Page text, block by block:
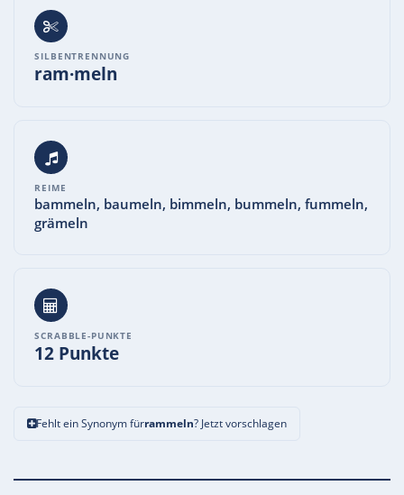
SILBENTRENNUNG
ram·meln
REIME
bammeln, baumeln, bimmeln, bummeln, fummeln,
grämeln
SCRABBLE-PUNKTE
12 Punkte
Fehlt ein Synonym fürrammeln? Jetzt vorschlagen